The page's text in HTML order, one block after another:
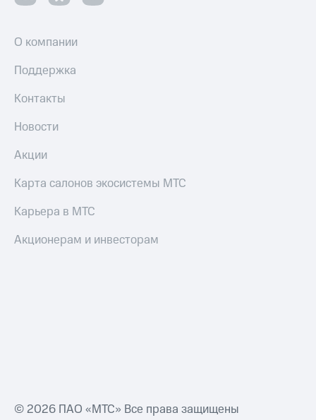
О компании
Поддержка
Контакты
Новости
Акции
Карта салонов экосистемы МТС
Карьера в МТС
Акционерам и инвесторам
© 2026 ПАО «МТС» Все права защищены